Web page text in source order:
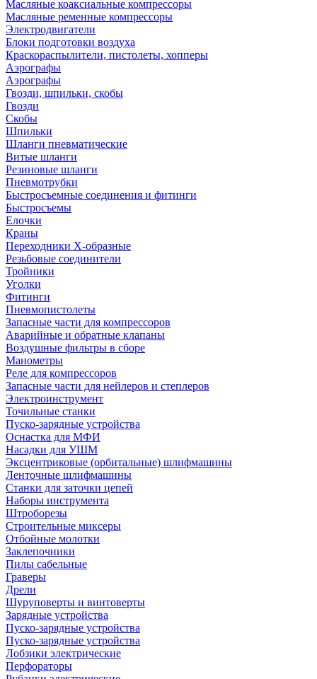
Масляные коаксиальные компрессоры
Масляные ременные компрессоры
Электродвигатели
Блоки подготовки воздуха
Краскораспылители, пистолеты, хопперы
Аэрографы
Аэрографы
Гвозди, шпильки, скобы
Гвозди
Скобы
Шпильки
Шланги пневматические
Витые шланги
Резиновые шланги
Пневмотрубки
Быстросъемные соединения и фитинги
Быстросъемы
Елочки
Краны
Переходники Х-образные
Резьбовые соединители
Тройники
Уголки
Фитинги
Пневмопистолеты
Запасные части для компрессоров
Аварийные и обратные клапаны
Воздушные фильтры в сборе
Манометры
Реле для компрессоров
Запасные части для нейлеров и степлеров
Электроинструмент
Точильные станки
Пуско-зарядные устройства
Оснастка для МФИ
Насадки для УШМ
Эксцентриковые (орбитальные) шлифмашины
Ленточные шлифмашины
Станки для заточки цепей
Наборы инструмента
Штроборезы
Строительные миксеры
Отбойные молотки
Заклепочники
Пилы сабельные
Граверы
Дрели
Шуруповерты и винтоверты
Зарядные устройства
Пуско-зарядные устройства
Пуско-зарядные устройства
Лобзики электрические
Перфораторы